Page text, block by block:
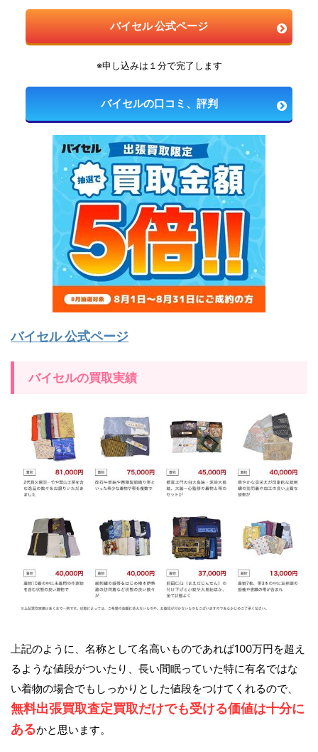
バイセル 公式ページ
※申し込みは１分で完了します
バイセルの口コミ、評判
バイセル 公式ページ
バイセルの買取実績
上記のように、名称として名高いものであれば100万円を超え
るような値段がついたり、長い間眠っていた特に有名ではな
い着物の場合でもしっかりとした値段をつけてくれるので、
無料出張買取査定買取だけでも受ける価値は十分に
あるかと思います。